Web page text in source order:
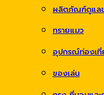
ผลิตภัณฑ์ดูแล
ทรายแมว
อุปกรณ์ท่องเที่
ของเล่น